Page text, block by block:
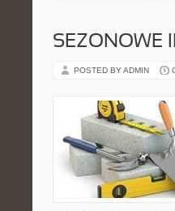
SEZONOWE
POSTED BY ADMIN